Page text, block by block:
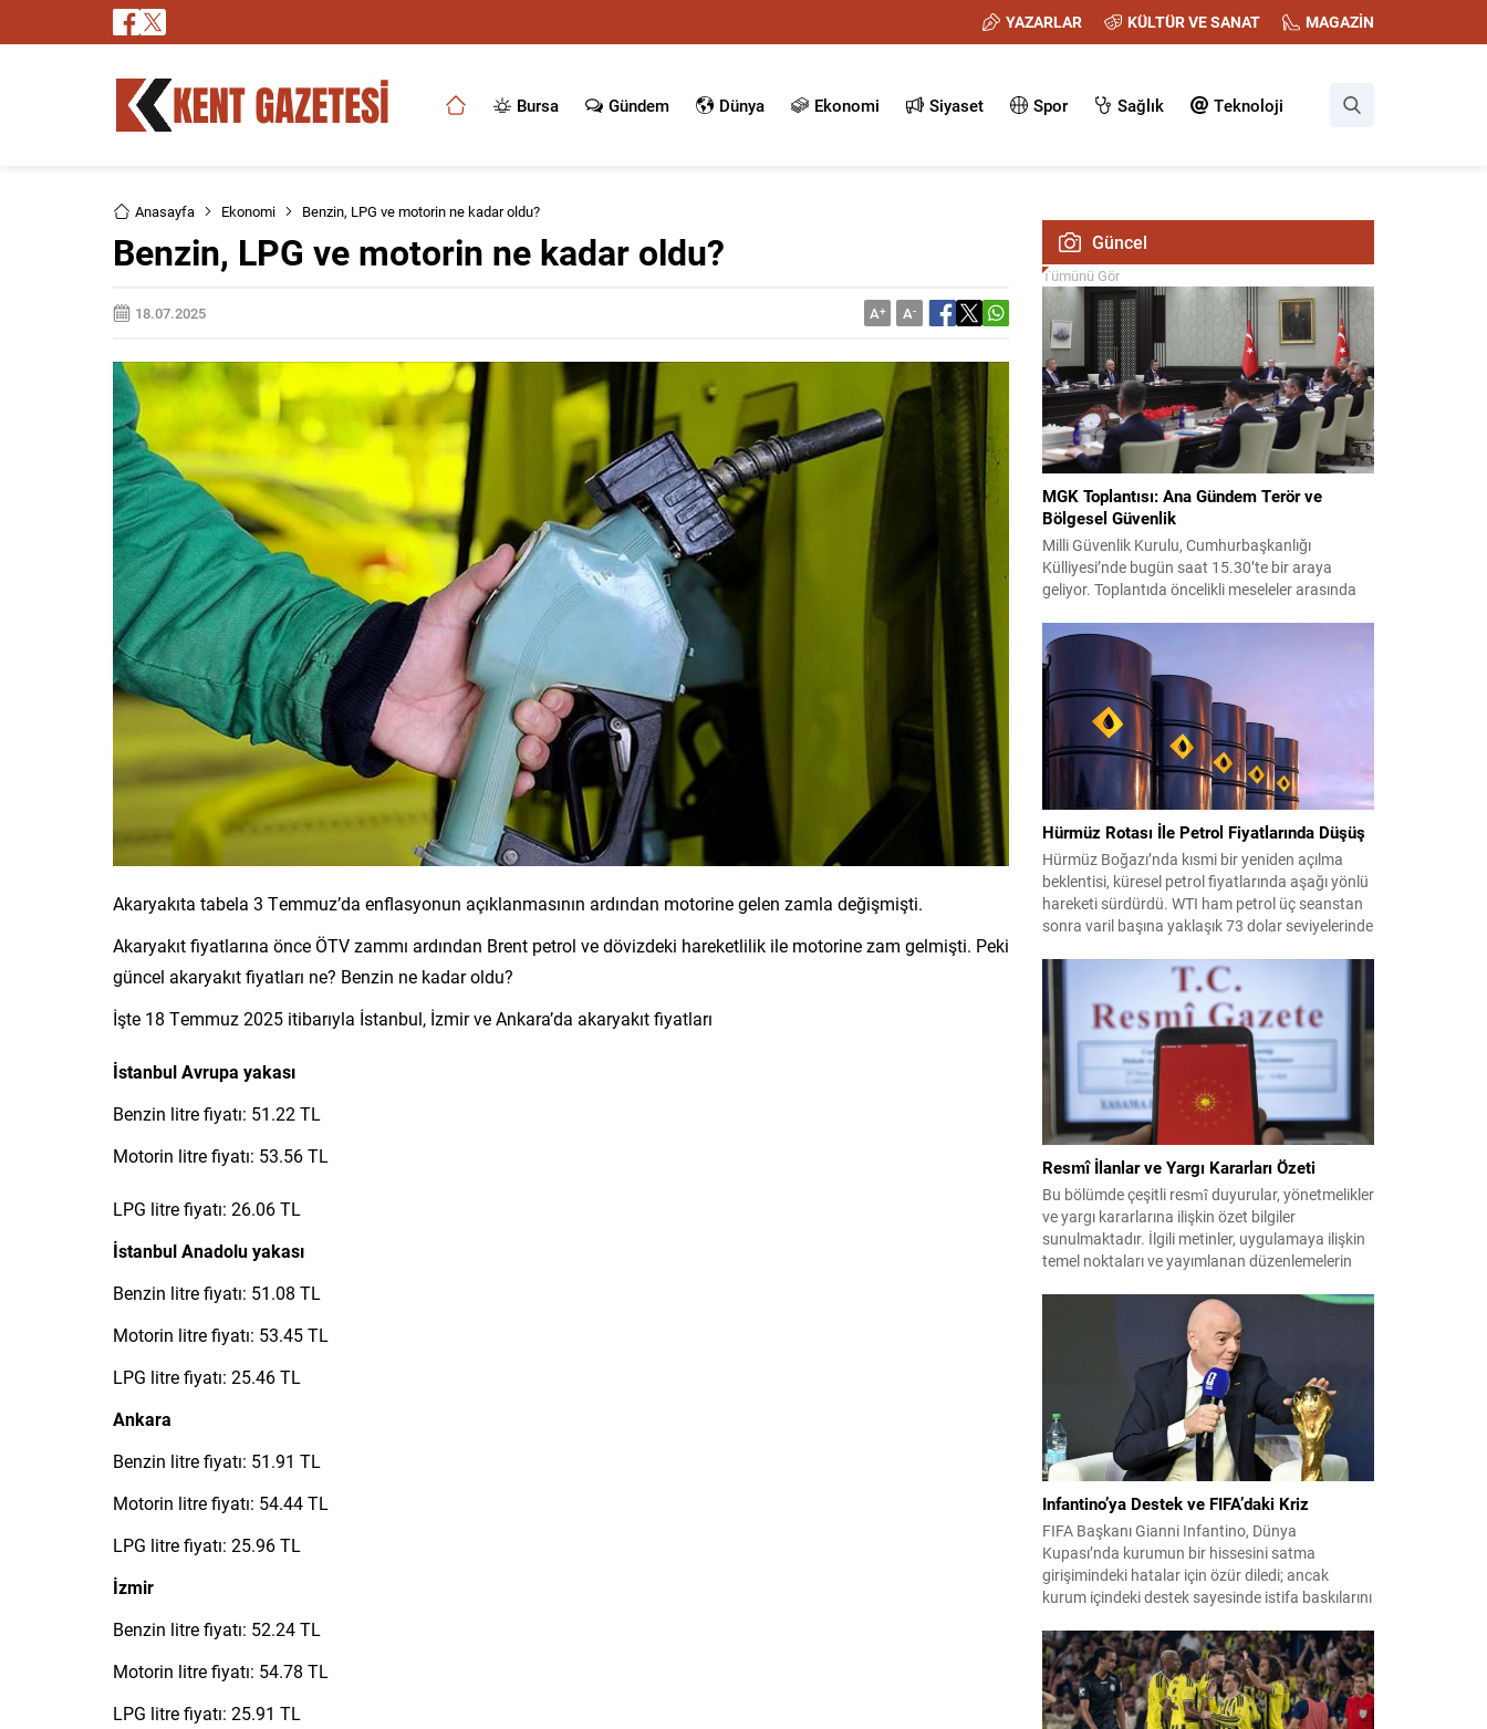
YAZARLAR KÜLTÜR VE SANAT MAGAZİN
Bursa Gündem Dünya Ekonomi Siyaset Spor Sağlık Teknoloji
Anasayfa Ekonomi Benzin, LPG ve motorin ne kadar oldu?
Benzin, LPG ve motorin ne kadar oldu?
18.07.2025 A+ A-
Akaryakıta tabela 3 Temmuz’da enflasyonun açıklanmasının ardından motorine gelen zamla değişmişti.
Akaryakıt fiyatlarına önce ÖTV zammı ardından Brent petrol ve dövizdeki hareketlilik ile motorine zam gelmişti. Peki
güncel akaryakıt fiyatları ne? Benzin ne kadar oldu?
İşte 18 Temmuz 2025 itibarıyla İstanbul, İzmir ve Ankara’da akaryakıt fiyatları
İstanbul Avrupa yakası
Benzin litre fiyatı: 51.22 TL
Motorin litre fiyatı: 53.56 TL
LPG litre fiyatı: 26.06 TL
İstanbul Anadolu yakası
Benzin litre fiyatı: 51.08 TL
Motorin litre fiyatı: 53.45 TL
LPG litre fiyatı: 25.46 TL
Ankara
Benzin litre fiyatı: 51.91 TL
Motorin litre fiyatı: 54.44 TL
LPG litre fiyatı: 25.96 TL
İzmir
Benzin litre fiyatı: 52.24 TL
Motorin litre fiyatı: 54.78 TL
LPG litre fiyatı: 25.91 TL
Güncel
Tümünü Gör
MGK Toplantısı: Ana Gündem Terör ve
Bölgesel Güvenlik
Milli Güvenlik Kurulu, Cumhurbaşkanlığı
Külliyesi’nde bugün saat 15.30’te bir araya
geliyor. Toplantıda öncelikli meseleler arasında
alıyor. Meclis’e sunulan Terörsüz Türkiye Kanun
Teklifi çerçevesinde, örgütün silah bırakma
sürecinin mevcut durumu ve istihbarat raporları
detaylı şekilde değerlendirilecek. Ayrıca,
yürütülen operasyonlar ve koordinasyon
mekanizmaları masada olacak....
Hürmüz Rotası İle Petrol Fiyatlarında Düşüş
Hürmüz Boğazı’nda kısmi bir yeniden açılma
beklentisi, küresel petrol fiyatlarında aşağı yönlü
hareketi sürdürdü. WTI ham petrol üç seanstan
sonra varil başına yaklaşık 73 dolar seviyelerinde
Brent petrol ise yaklaşık 78 dolar civarındaydı.
İran ile Umman arasında varılan ve Hürmüz
üzerinden alternatif bir nakliye...
Resmî İlanlar ve Yargı Kararları Özeti
Bu bölümde çeşitli resmî duyurular, yönetmelikler
ve yargı kararlarına ilişkin özet bilgiler
sunulmaktadır. İlgili metinler, uygulamaya ilişkin
temel noktaları ve yayımlanan düzenlemelerin
kategorilerdeki kararların ve ilânların kolay
okunur biçimde düzenlenmiş hâlidir. Önemli
başlıklar kalın ve altı çizili şekilde vurgulanmıştır;
böylece dikkat çeken maddeler çabuk...
Infantino’ya Destek ve FIFA’daki Kriz
FIFA Başkanı Gianni Infantino, Dünya
Kupası’nda kurumun bir hissesini satma
girişimindeki hatalar için özür diledi; ancak
kurum içindeki destek sayesinde istifa baskılarını
görüşmelerinin ardından yönetim kurulu
Infantino’ya tam destek verdiğini açıkladı.
Sızdırılan plan detayları ve ulusal federasyonlara
verilen teşvik tekliflerinin ortaya çıkışı, yoğun